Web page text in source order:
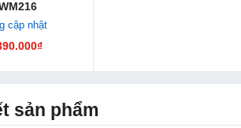
cập nhật
sản phẩm